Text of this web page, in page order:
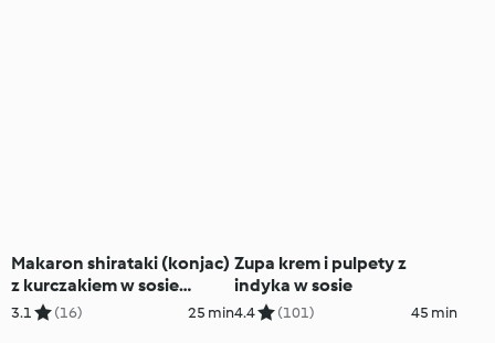
Makaron shirataki (konjac)
z kurczakiem w sosie
orzechowym
3.1 (16) 25 min
Zupa krem i pulpety z
indyka w sosie
4.4 (101) 45 min